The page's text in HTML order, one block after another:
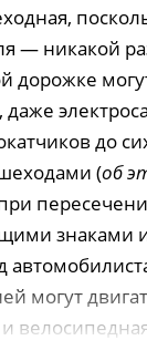
— никакой
даже
до
(об
знаками
могут